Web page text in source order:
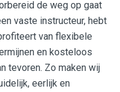
de weg op gaat
vaste instructeur, hebt
van flexibele
en kosteloos
tevoren. Zo maken wij
eerlijk en